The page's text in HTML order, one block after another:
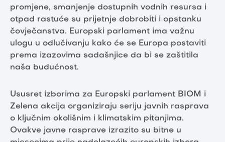
promjene, smanjenje dostupnih vodnih resursa i
otpad rastuće su prijetnje dobrobiti i opstanku
čovječanstva. Europski parlament ima važnu
ulogu u odlučivanju kako će se Europa postaviti
prema izazovima sadašnjice da bi se zaštitila
naša budućnost.
Ususret izborima za Europski parlament BIOM i
Zelena akcija organiziraju seriju javnih rasprava
o ključnim okolišnim i klimatskim pitanjima.
Ovakve javne rasprave izrazito su bitne u